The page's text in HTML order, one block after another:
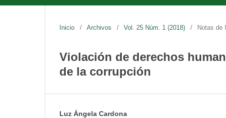
Inicio / Archivos / Vol. 25 Núm. 1 (2018) / Notas de
Violación de derechos
de la corrupción
Luz Ángela Cardona